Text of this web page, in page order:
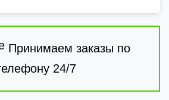
Принимаем заказы по
24/7